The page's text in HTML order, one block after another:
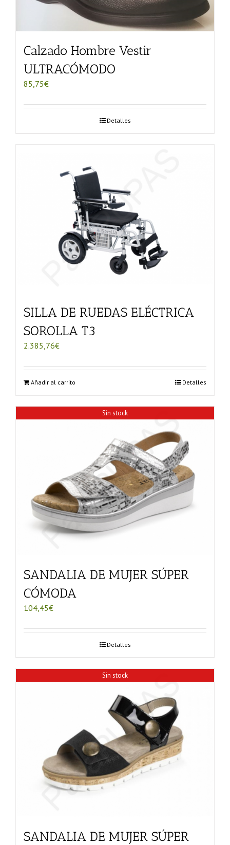
Calzado Hombre Vestir
ULTRACÓMODO
85,75€
Detalles
SILLA DE RUEDAS ELÉCTRICA
SOROLLA T3
2.385,76€
Añadir al carrito Detalles
Sin stock
SANDALIA DE MUJER SÚPER
CÓMODA
104,45€
Detalles
Sin stock
SANDALIA DE MUJER SÚPER